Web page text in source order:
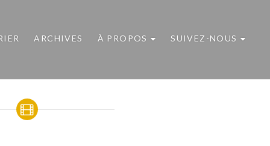
ARCHIVES À PROPOS SUIVEZ-NOUS